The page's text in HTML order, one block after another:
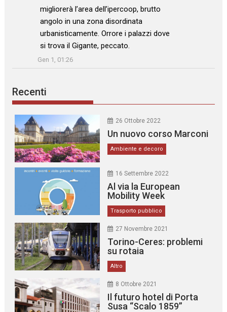
: “
migliorerà l’area dell’ipercoop, brutto
angolo in una zona disordinata
urbanisticamente. Orrore i palazzi dove
si trova il Gigante, peccato.
”
Gen 1, 01:26
Recenti
26 Ottobre 2022
Un nuovo corso Marconi
Ambiente e decoro
16 Settembre 2022
Al via la European
Mobility Week
Trasporto pubblico
27 Novembre 2021
Torino-Ceres: problemi
su rotaia
Altro
8 Ottobre 2021
Il futuro hotel di Porta
Susa “Scalo 1859”